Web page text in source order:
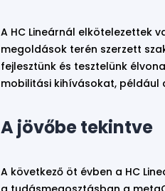
A HC Lineárnál elkötelezettek
megoldások terén szerzett
fejlesztünk és tesztelünk
mobilitási kihívásokat, például
A jövőbe tekintve
A következő öt évben a HC